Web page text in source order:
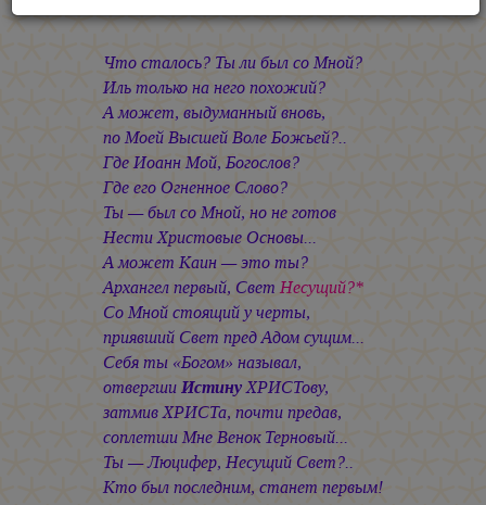
Что сталось? Ты ли был со Мной?
Иль только на него похожий?
А может, выдуманный вновь,
по Моей Высшей Воле Божьей?..
Где Иоанн Мой, Богослов?
Где его Огненное Слово?
Ты — был со Мной, но не готов
Нести Христовые Основы...
А может Каин — это ты?
Архангел первый, Свет Несущий?*
Со Мной стоящий у черты,
приявший Свет пред Адом сущим...
Себя ты «Богом» называл,
отвергшиИстинуХРИСТову,
затмив ХРИСТа, почти предав,
соплетши Мне Венок Терновый...
Ты — Люцифер, Несущий Свет?..
Кто был последним, станет первым!